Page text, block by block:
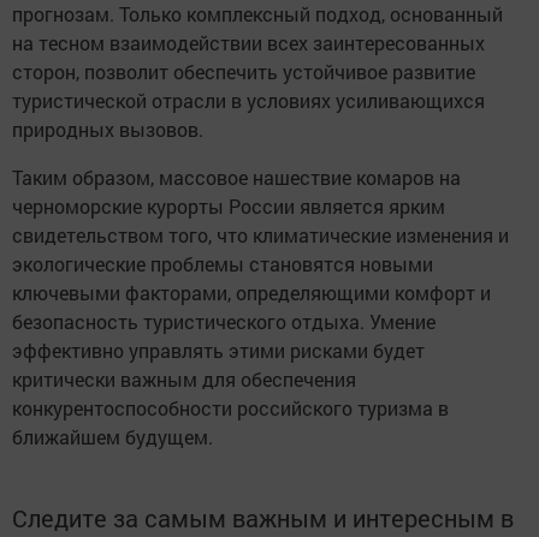
прогнозам. Только комплексный подход, основанный
на тесном взаимодействии всех заинтересованных
сторон, позволит обеспечить устойчивое развитие
туристической отрасли в условиях усиливающихся
природных вызовов.
Таким образом, массовое нашествие комаров на
черноморские курорты России является ярким
свидетельством того, что климатические изменения и
экологические проблемы становятся новыми
ключевыми факторами, определяющими комфорт и
безопасность туристического отдыха. Умение
эффективно управлять этими рисками будет
критически важным для обеспечения
конкурентоспособности российского туризма в
ближайшем будущем.
Следите за самым важным и интересным в